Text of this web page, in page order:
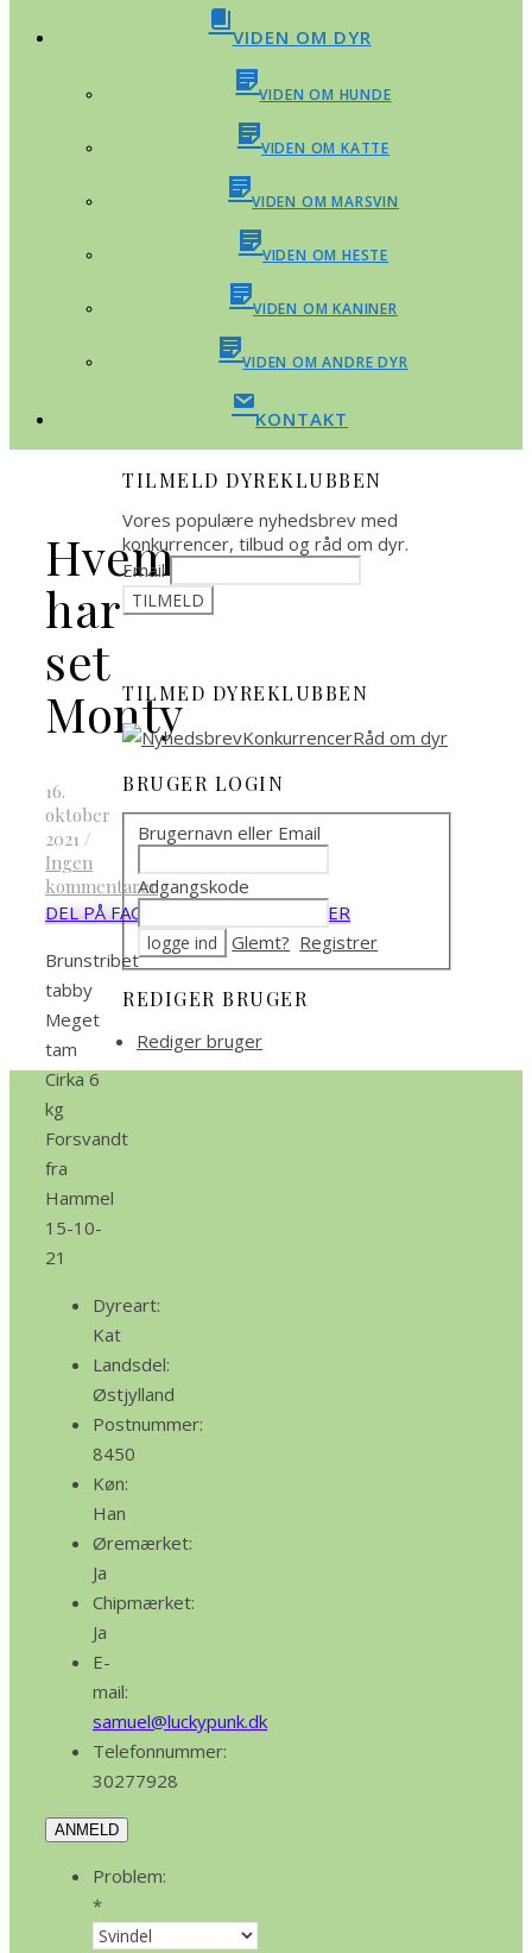
VIDEN OM DYR
VIDEN OM HUNDE
VIDEN OM KATTE
VIDEN OM MARSVIN
VIDEN OM HESTE
VIDEN OM KANINER
VIDEN OM ANDRE DYR
KONTAKT
Hvem
har
set
Monty
16.
oktober
2021 /
Ingen
kommentarer
DEL PÅ FACEBOOK
DEL PÅ TWITTER
Brunstribet
tabby
Meget
tam
Cirka 6
kg
Forsvandt
fra
Hammel
15-10-
21
Dyreart:
Kat
Landsdel:
Østjylland
Postnummer:
8450
Køn:
Han
Øremærket:
Ja
Chipmærket:
Ja
E-
mail:
samuel@luckypunk.dk
Telefonnummer:
30277928
ANMELD
Problem:
*
TILMELD DYREKLUBBEN
Vores populære nyhedsbrev med
konkurrencer, tilbud og råd om dyr.
Email
TILMED DYREKLUBBEN
BRUGER LOGIN
Brugernavn eller Email
Adgangskode
Glemt? Registrer
REDIGER BRUGER
Rediger bruger